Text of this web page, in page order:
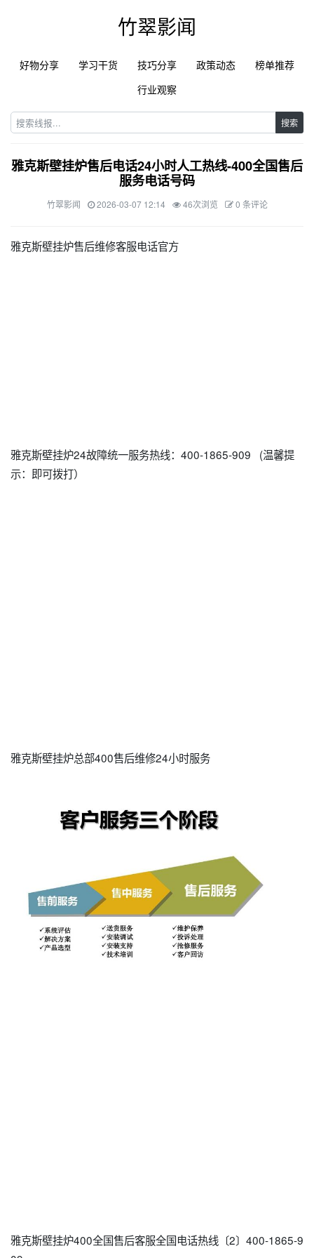
竹翠影闻
好物分享 学习干货 技巧分享 政策动态
榜单推荐
行业观察
搜索
雅克斯壁挂炉售后电话24小时人工热线-400全国售后
服务电话号码
竹翠影闻 2026-03-07 12:14 46次浏览 0 条评论
雅克斯壁挂炉售后维修客服电话官方
雅克斯壁挂炉24故障统一服务热线：400-1865-909 (温馨提
示：即可拨打）
雅克斯壁挂炉总部400售后维修24小时服务
雅克斯壁挂炉400全国售后客服全国电话热线〔2〕400-1865-9